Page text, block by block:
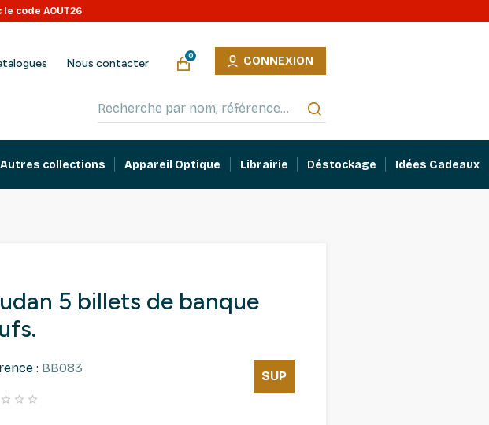
code AOUT26
Nous contacter
0 CONNEXION
Autres collections Appareil Optique Librairie Déstockage Idées Cadeaux
5 billets de banque
: BB083
SUP
  